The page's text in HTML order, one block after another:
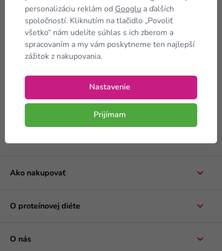
systém, což může napomoci ke snížení zadržování
vody a zlepšení imunity.
Čaje na podporu správné funkce jater a žlučníku:
Bylinné směsi, které podporují detoxikaci a zdraví
jater a žlučníku. Tyto čaje pomáhají při trávení a
Čaje na odvodnění a pročištění:Tyto čaje
podporují vylučování přebytečné vody z těla,
napomáhají detoxikaci a zlepšují funkci ledvin. Jsou
ideální pro boj proti otokům a zadržování vody.
Ako nakupovať
O proteínovej diéte
O nás
personalizáciu reklám od Googlu a ďalších
spoločností. Kliknutím na tlačidlo „Povoliť
všetko“ nám udelíte súhlas s ich zberom a
spracovaním a my vám poskytneme ten najlepší
zážitok z nakupovania.
Nastavenie
Prijímam